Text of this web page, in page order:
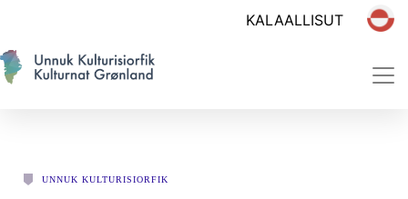
UNNUK KULTURISIORFIK